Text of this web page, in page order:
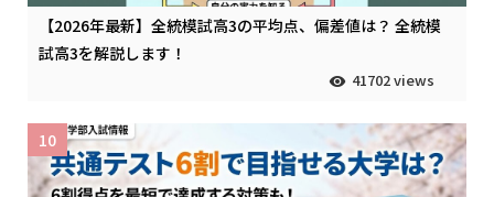
【2026年最新】全統模試高3の平均点、偏差値は？ 全統模
試高3を解説します！
41702 views
10